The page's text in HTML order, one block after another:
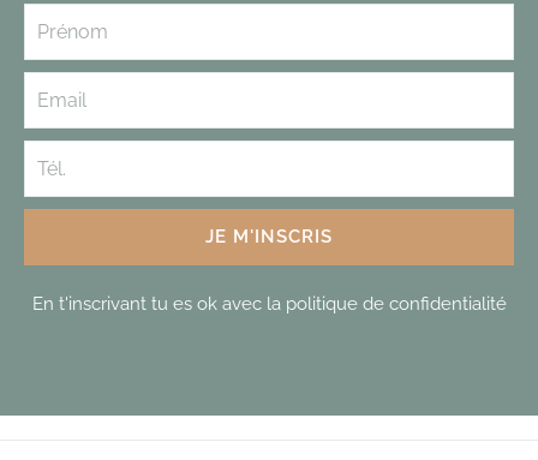
JE M'INSCRIS
En t'inscrivant tu es ok avec la politique de confidentialité